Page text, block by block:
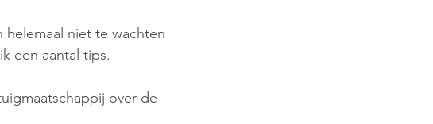
helemaal niet te wachten
een aantal tips.
over de